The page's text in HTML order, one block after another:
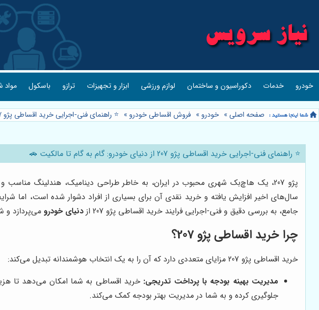
خودرو خدمات دکوراسیون و ساختمان لوازم ورزشی ابزار و تجهیزات ترازو باسکول مواد
صفحه اصلی » خودرو » فروش اقساطی خودرو » ⭐️ راهنمای فنی-اجرایی خرید اقساطی پژو 207 از دنیای خودرو: گام به گام تا مالکیت 🚗
⭐️ راهنمای فنی-اجرایی خرید اقساطی پژو 207 از دنیای خودرو: گام به گام تا مالکیت 🚗
پژو 207، یک هاچ‌بک شهری محبوب در ایران، به خاطر طراحی دینامیک، هندلینگ
سال‌های اخیر افزایش یافته و خرید نقدی آن برای بسیاری از افراد دشوار شده است، اما
جامع، به بررسی دقیق و فنی-اجرایی فرایند خرید اقساطی پژو 207 از
دنیای خودرومی‌پردازد و
چرا خرید اقساطی پژو 207؟
خرید اقساطی پژو 207 مزایای متعددی دارد که آن را به یک انتخاب هوشمندانه تبدیل می‌کند:
مدیریت بهینه بودجه با پرداخت تدریجی: خرید اقساطی به شما امکان می‌دهد تا
جلوگیری کرده و به شما در مدیریت بهتر بودجه کمک می‌کند.